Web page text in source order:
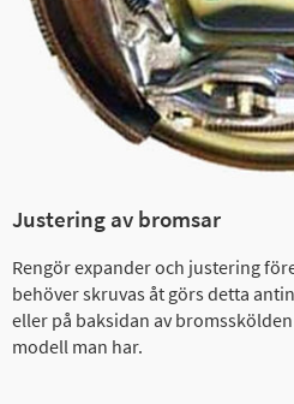
Justering av bromsar
Rengör expander och justering
behöver skruvas åt görs detta
eller på baksidan av
modell man har.